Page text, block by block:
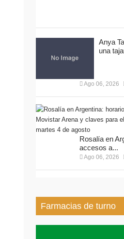
Anya
una
Ago 06, 2026
Rosalía en
accesos a...
Ago 06, 2026
Farmacias de turno